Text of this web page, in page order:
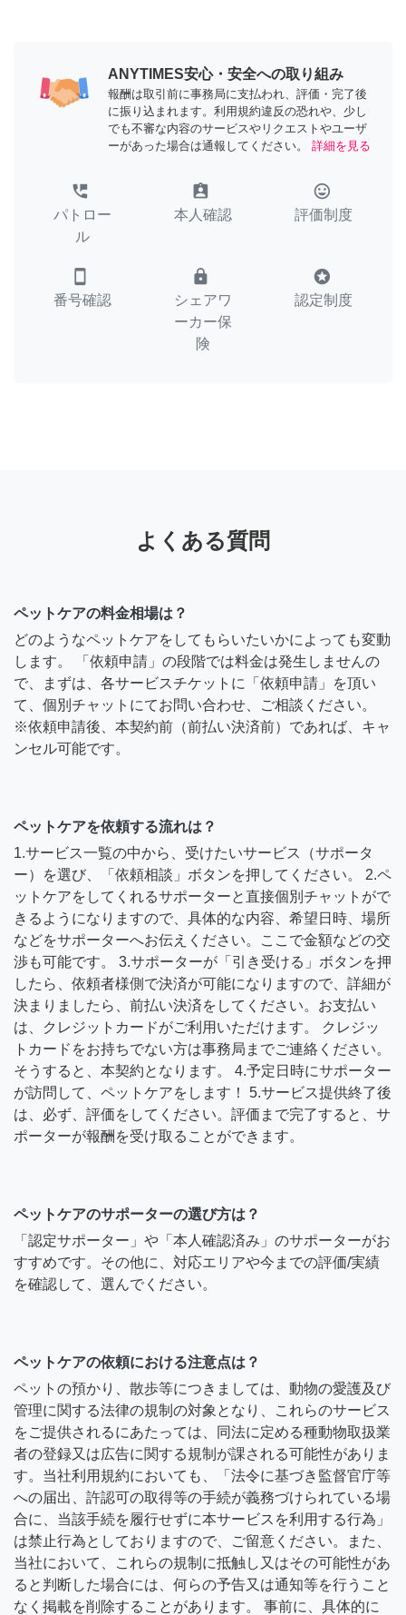
ANYTIMES安心・安全への取り組み
報酬は取引前に事務局に支払われ、評価・完了後
に振り込まれます。利用規約違反の恐れや、少し
でも不審な内容のサービスやリクエストやユーザ
ーがあった場合は通報してください。
詳細を見る
perm_phone_msg
パトロー
ル
assignment_ind
本人確認
tag_faces
評価制度
smartphone
番号確認
lock
シェアワ
ーカー保
険
stars
認定制度
よくある質問
ペットケアの料金相場は？
どのようなペットケアをしてもらいたいかによっても変動
します。 「依頼申請」の段階では料金は発生しませんの
で、まずは、各サービスチケットに「依頼申請」を頂い
て、個別チャットにてお問い合わせ、ご相談ください。
※依頼申請後、本契約前（前払い決済前）であれば、キャ
ンセル可能です。
ペットケアを依頼する流れは？
1.サービス一覧の中から、受けたいサービス（サポータ
ー）を選び、「依頼相談」ボタンを押してください。 2.ペ
ットケアをしてくれるサポーターと直接個別チャットがで
きるようになりますので、具体的な内容、希望日時、場所
などをサポーターへお伝えください。ここで金額などの交
渉も可能です。 3.サポーターが「引き受ける」ボタンを押
したら、依頼者様側で決済が可能になりますので、詳細が
決まりましたら、前払い決済をしてください。お支払い
は、クレジットカードがご利用いただけます。 クレジッ
トカードをお持ちでない方は事務局までご連絡ください。
そうすると、本契約となります。 4.予定日時にサポーター
が訪問して、ペットケアをします！ 5.サービス提供終了後
は、必ず、評価をしてください。評価まで完了すると、サ
ポーターが報酬を受け取ることができます。
ペットケアのサポーターの選び方は？
「認定サポーター」や「本人確認済み」のサポーターがお
すすめです。その他に、対応エリアや今までの評価/実績
を確認して、選んでください。
ペットケアの依頼における注意点は？
ペットの預かり、散歩等につきましては、動物の愛護及び
管理に関する法律の規制の対象となり、これらのサービス
をご提供されるにあたっては、同法に定める種動物取扱業
者の登録又は広告に関する規制が課される可能性がありま
す。当社利用規約においても、「法令に基づき監督官庁等
への届出、許認可の取得等の手続が義務づけられている場
合に、当該手続を履行せずに本サービスを利用する行為」
は禁止行為としておりますので、ご留意ください。また、
当社において、これらの規制に抵触し又はその可能性があ
ると判断した場合には、何らの予告又は通知等を行うこと
なく掲載を削除することがあります。 事前に、具体的に